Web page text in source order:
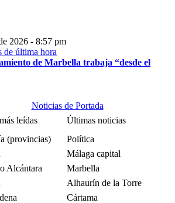
2026 - 8:57 pm
de Marbella trabaja “desde el
Noticias de Portada
leídas
Últimas noticias
(provincias)
Política
Málaga capital
Alcántara
Marbella
Alhaurín de la Torre
Cártama